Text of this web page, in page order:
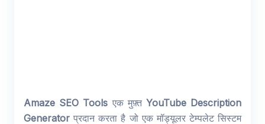
Amaze SEO Tools एक मुफ़्त YouTube Description
Generator प्रदान करता है जो एक मॉड्यूलर टेम्पलेट सिस्टम